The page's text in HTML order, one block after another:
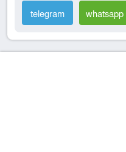
whatsapp
telegram